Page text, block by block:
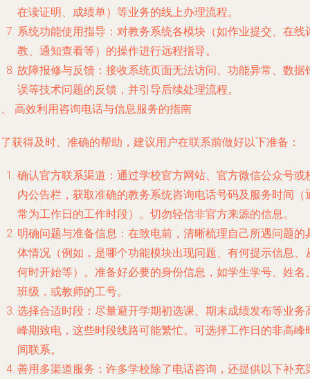
在读证明、成绩单）等业务的线上办理流程。
系统功能使用指导 ：对教务系统各模块（如作业提交、在线
教、通知查看等）的操作进行远程指导。
故障报修与反馈 ：接收系统页面无法访问、功能异常、数据
误等技术问题的反馈，并引导后续处理流程。
高效利用咨询电话与信息服务的指南
获得及时、准确的帮助，建议用户在联系前做好以下准备：
确认官方联系渠道 ：通过学校官方网站、官方微信公众号或
内公告栏，获取准确的教务系统咨询电话号码及服务时间（
常为工作日的工作时段）。切勿轻信非官方来源的信息。
明确问题与准备信息 ：在致电前，清晰梳理自己所遇问题的
体情况（例如，是哪个功能模块出现问题、有何提示信息、
何时开始等）。准备好必要的身份信息，如学生学号、姓名
班级，或教师的工号。
选择合适时段 ：尽量避开学期初选课、期末成绩发布等业务
峰期致电，这些时段线路可能繁忙。可选择工作日的非高峰
间联系。
善用多渠道服务 ：许多学校除了电话咨询，还提供以下补充